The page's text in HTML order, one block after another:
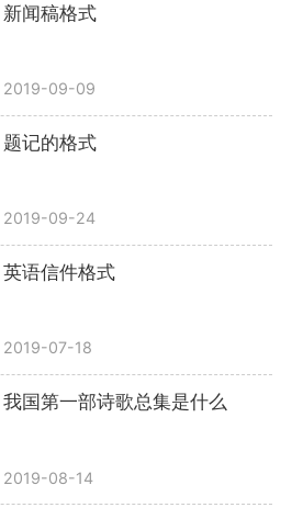
新闻稿格式
2019-09-09
题记的格式
2019-09-24
英语信件格式
2019-07-18
我国第一部诗歌总集是什么
2019-08-14